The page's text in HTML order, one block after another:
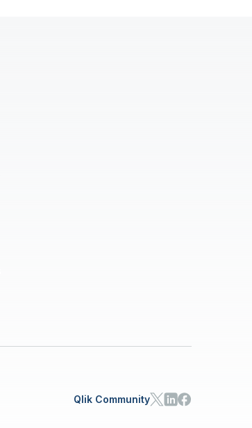
Qlik Community